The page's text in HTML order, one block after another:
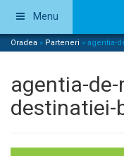
Menu
Oradea » Parteneri » agentia-
agentia-
destinatiei-